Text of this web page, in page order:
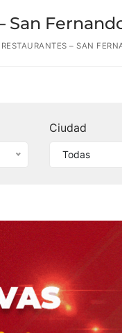
San
RESTAURANTES – SAN
Ciudad
Todas